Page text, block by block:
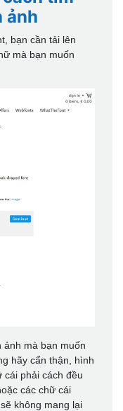
ảnh
bạn cần tải lên
mà bạn muốn
ảnh mà bạn muốn
hãy cẩn thận, hình
cái phải cách đều
các chữ cái
không mang lại